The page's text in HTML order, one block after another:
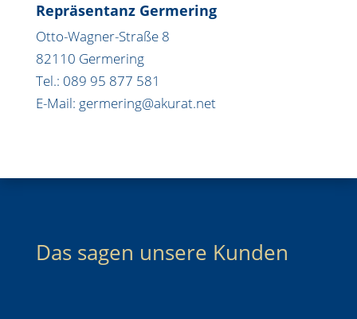
Repräsentanz Germering
Otto-Wagner-Straße 8
82110 Germering
Tel.: 089 95 877 581
E-Mail: germering@akurat.net
Das sagen unsere Kunden